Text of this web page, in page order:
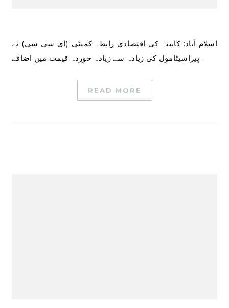
اسلام آباد: کابینہ کی اقتصادی رابطہ کمیٹی (ای سی سی) نے
پیراسیٹامول کی زیادہ سے زیادہ خوردہ قیمت میں اضافے…
READ MORE